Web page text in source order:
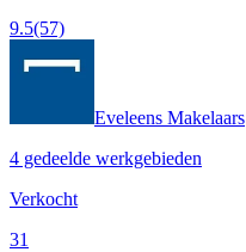
9.5(57)
Eveleens Makelaars
4 gedeelde werkgebieden
Verkocht
31